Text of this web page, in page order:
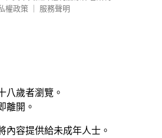
權政策
服務聲明
八歲者瀏覽。
離開。
內容提供給未成年人士。